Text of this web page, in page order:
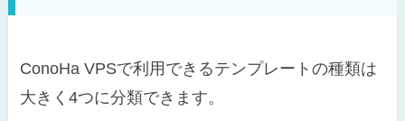
ConoHa VPSで利用できるテンプレートの種類は
大きく4つに分類できます。